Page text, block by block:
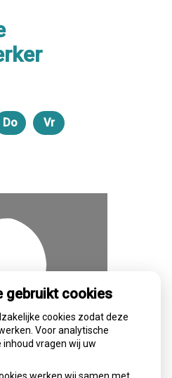
Donderdag
Do Vrijdag
Vr
gebruikt cookies
cookies zodat deze
Voor analytische
vragen wij uw